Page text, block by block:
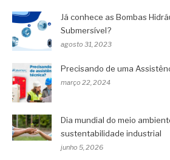
Já conhece as Bombas
Submersível?
agosto 31, 2023
Precisando de uma
março 22, 2024
Dia mundial do meio
sustentabilidade industrial
junho 5, 2026